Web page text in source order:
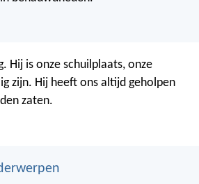
Hij is onze schuilplaats, onze
zijn. Hij heeft ons altijd geholpen
zaten.